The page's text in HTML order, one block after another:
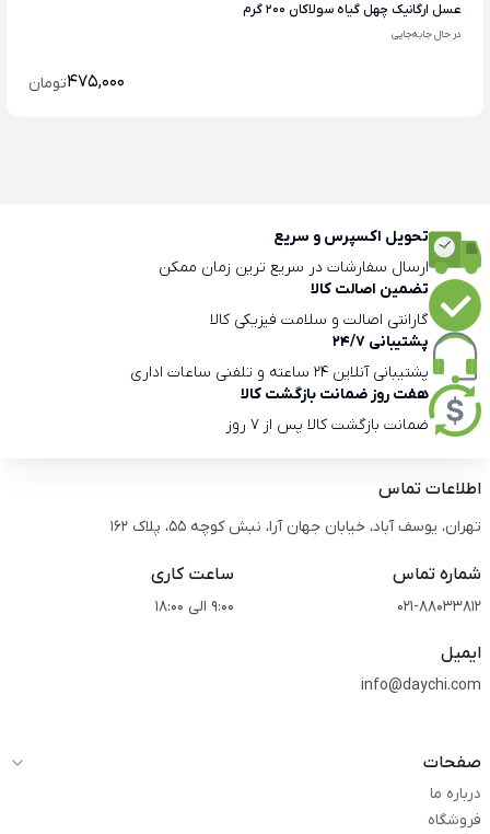
عسل ارگانیک چهل گیاه سولاکان 200 گرم
در حال جابه‌جایی
475,000تومان
تحویل اکسپرس و سریع
ارسال سفارشات در سریع ترین زمان ممکن
تضمین اصالت کالا
گارانتی اصالت و سلامت فیزیکی کالا
پشتیبانی 24/7
پشتیبانی آنلاین 24 ساعته و تلفنی ساعات اداری
هفت روز ضمانت بازگشت کالا
ضمانت بازگشت کالا پس از 7 روز
اطلاعات تماس
تهران، یوسف آباد، خیابان جهان آرا، نبش کوچه 55، پلاک 162
شماره تماس
021-88033812
ساعت کاری
9:00 الی 18:00
ایمیل
info@daychi.com
صفحات
درباره ما
فروشگاه